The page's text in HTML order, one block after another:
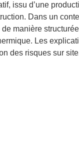
issu d’une
Dans un
manière
Les
des risques sur